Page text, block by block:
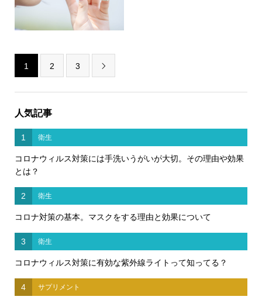
1 2 3 
人気記事
1 衛生
コロナウィルス対策には手洗いうがいが大切。その理由や効果
とは？
2 衛生
コロナ対策の基本。マスクをする理由と効果について
3 衛生
コロナウィルス対策に有効な紫外線ライトって知ってる？
4 サプリメント